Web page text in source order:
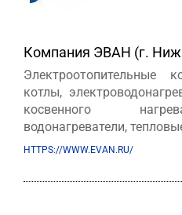
Компания ЭВАН (г.
Электроотопительные
котлы,
косвенного
водонагреватели,
HTTPS://WWW.EVAN.RU/